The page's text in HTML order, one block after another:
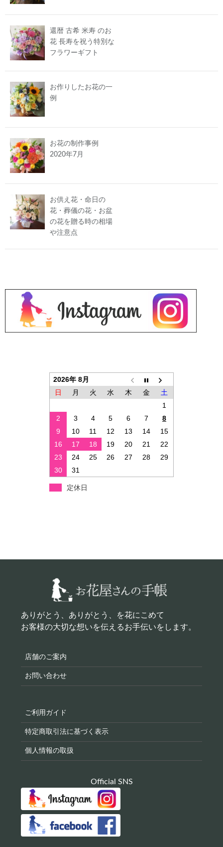
還暦 古希 米寿 のお
花 長寿を祝う特別な
フラワーギフト
お作りしたお花の一
例
お花の制作事例
2020年7月
お供え花・命日の
花・葬儀の花・お盆
の花を贈る時の相場
や注意点
2026年 8月
日
月 火 水 木 金
土
1
2
3 4 5 6 7
8
9
10 11 12 13 14
15
16
17 18 19 20 21
22
23
24 25 26 27 28
29
30
31
定休日
ありがとう、ありがとう、を花にこめて
お客様の大切な想いを伝えるお手伝いをします。
店舗のご案内
お問い合わせ
ご利用ガイド
特定商取引法に基づく表示
個人情報の取扱
Official SNS